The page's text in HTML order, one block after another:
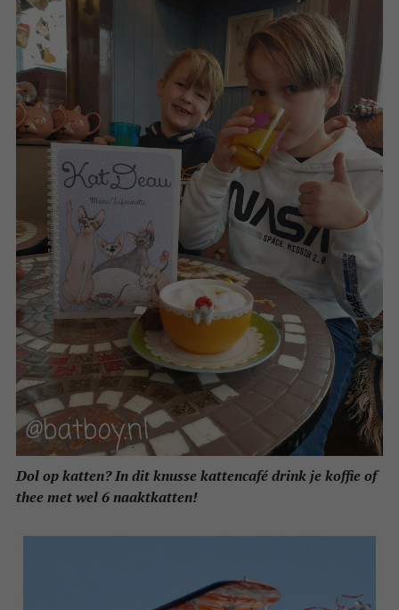
Dol op katten? In dit knusse kattencafé drink je koffie of
thee met wel 6 naaktkatten!